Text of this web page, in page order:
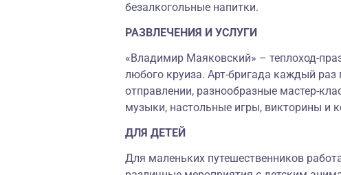
безалкогольные напитки.
РАЗВЛЕЧЕНИЯ И УСЛУГИ
«Владимир Маяковский» – теплоход-
любого круиза. Арт-бригада каждый раз
отправлении, разнообразные мастер-
музыки, настольные игры, викторины и
ДЛЯ ДЕТЕЙ
Для маленьких путешественников